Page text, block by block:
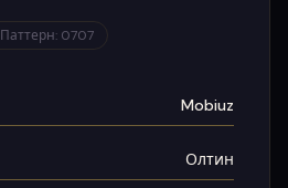
Паттерн: 0707
Mobiuz
Олтин